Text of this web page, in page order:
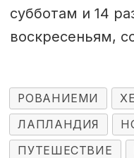
субботам и 14
воскресеньям,
РОВАНИЕМИ
ЛАПЛАНДИЯ
ПУТЕШЕСТВИЕ